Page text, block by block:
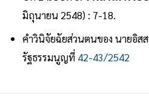
มิถุนายน 2548) : 7-18.
คำวินิจัยฉัยส่วนตนของ นายอิ
รัฐธรรมนูญที่ 42-43/2542